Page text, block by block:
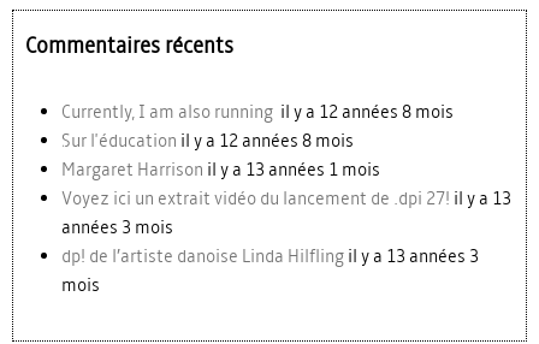
Commentaires récents
Currently, I am also running il y a 12 années 8 mois
Sur l'éducation il y a 12 années 8 mois
Margaret Harrison il y a 13 années 1 mois
Voyez ici un extrait vidéo du lancement de .dpi 27! il y a 13
années 3 mois
dp! de l’artiste danoise Linda Hilfling il y a 13 années 3
mois